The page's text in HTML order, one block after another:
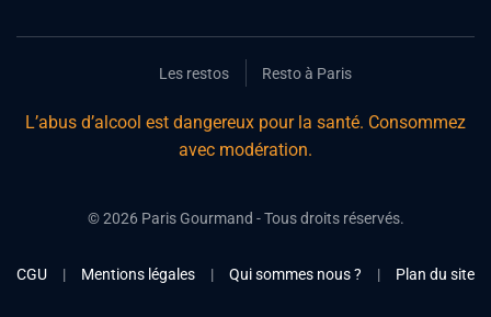
Les restos Resto à Paris
L’abus d’alcool est dangereux pour la santé. Consommez
avec modération.
©2026Paris Gourmand - Tous droits réservés.
CGU | Mentions légales | Qui sommes nous ? | Plan du site